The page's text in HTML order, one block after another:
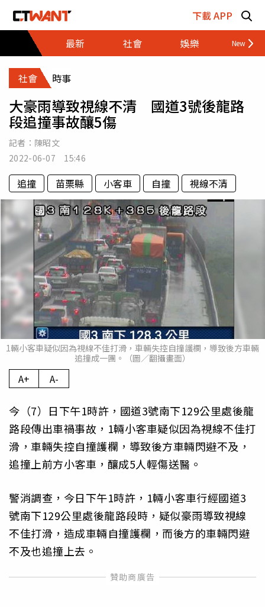
下載 APP
最新
社會 娛樂 財經
社會 時事
大豪雨導致視線不清 國道3號後龍路
段追撞事故釀5傷
記者： 陳昭文
2022-06-07 15:46
追撞 苗栗縣 小客車 自撞 視線不清
1輛小客車疑似因為視線不佳打滑，車輛失控自撞護欄，導致後方車輛
追撞成一團。（圖／翻攝畫面）
A+ A-
今（7）日下午1時許，國道3號南下129公里處後龍
路段傳出車禍事故，1輛小客車疑似因為視線不佳打
滑，車輛失控自撞護欄，導致後方車輛閃避不及，
追撞上前方小客車，釀成5人輕傷送醫。
警消調查，今日下午1時許，1輛小客車行經國道3
號南下129公里處後龍路段時，疑似豪雨導致視線
不佳打滑，造成車輛自撞護欄，而後方的車輛閃避
不及也追撞上去。